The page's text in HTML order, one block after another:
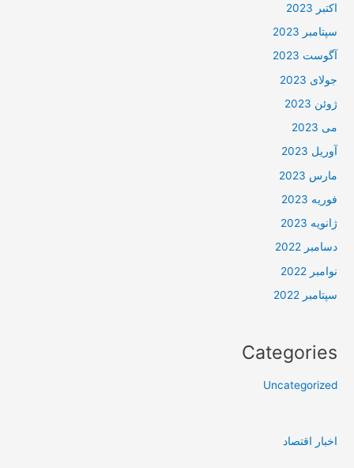
اکتبر 2023
سپتامبر 2023
آگوست 2023
جولای 2023
ژوئن 2023
می 2023
آوریل 2023
مارس 2023
فوریه 2023
ژانویه 2023
دسامبر 2022
نوامبر 2022
سپتامبر 2022
Categories
Uncategorized
اخبار اقتصاد